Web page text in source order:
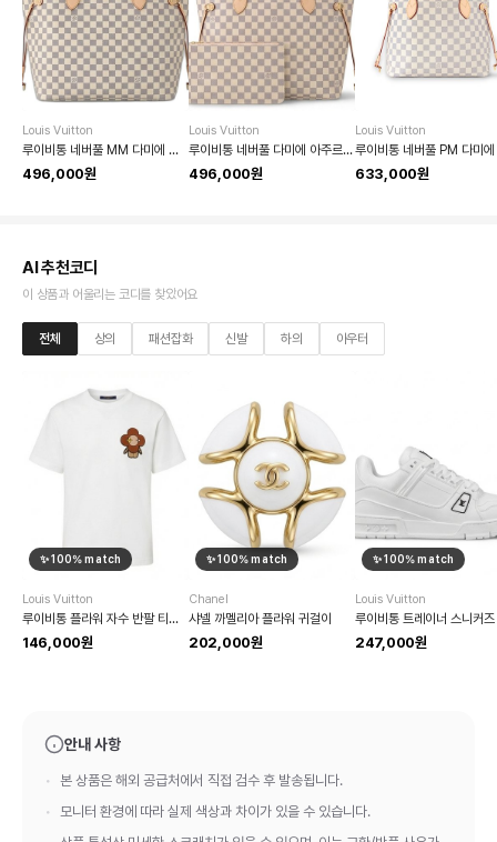
Louis Vuitton
루이비통 네버풀 MM 다미에 아주르 토트백
496,000원
Louis Vuitton
루이비통 네버풀 다미에 아주르 토트백
496,000원
Louis Vuitton
633,000원
AI 추천코디
이 상품과 어울리는 코디를 찾았어요
전체 상의 패션잡화 신발 하의 아우터
✨100% match
Louis Vuitton
루이비통 플라워 자수 반팔 티셔츠
146,000원
✨100% match
Chanel
샤넬 까멜리아 플라워 귀걸이
202,000원
✨100% match
Louis Vuitton
루이비통 트레이너 스니커즈
247,000원
안내 사항
본 상품은 해외 공급처에서 직접 검수 후 발송됩니다.
모니터 환경에 따라 실제 색상과 차이가 있을 수 있습니다.